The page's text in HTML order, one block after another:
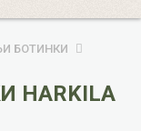
БОТИНКИ
HARKILA